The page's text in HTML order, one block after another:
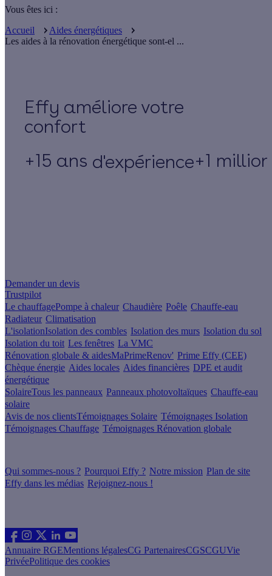
Vous êtes ici :
Accueil
Aides énergétiques
Les aides à la rénovation énergétique sont-el ...
Effy
+15 ans d'expérience+1
Demander un devis
Trustpilot
Le chauffagePompe à chaleur Chaudière Poêle Chauffe-eau
Radiateur Climatisation
L'isolationIsolation des combles Isolation des murs Isolation du sol
Isolation du toit Les fenêtres La VMC
Rénovation globale & aidesMaPrimeRenov' Prime Effy (CEE)
Chèque énergie Aides locales Aides financières DPE et audit
énergétique
SolaireTous les panneaux Panneaux photovoltaïques Chauffe-eau
solaire
Avis de nos clientsTémoignages Solaire Témoignages Isolation
Témoignages Chauffage Témoignages Rénovation globale
Qui sommes-nous ? Pourquoi Effy ? Notre mission Plan de site
Effy dans les médias Rejoignez-nous !
Annuaire RGEMentions légalesCG PartenairesCGSCGUVie
PrivéePolitique des cookies